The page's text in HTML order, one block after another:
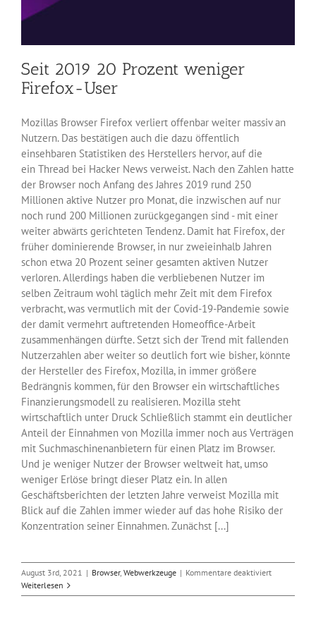
Seit 2019 20 Prozent weniger
Firefox-User
Mozillas Browser Firefox verliert offenbar weiter massiv an
Nutzern. Das bestätigen auch die dazu öffentlich
einsehbaren Statistiken des Herstellers hervor, auf die
ein Thread bei Hacker News verweist. Nach den Zahlen hatte
der Browser noch Anfang des Jahres 2019 rund 250
Millionen aktive Nutzer pro Monat, die inzwischen auf nur
noch rund 200 Millionen zurückgegangen sind - mit einer
weiter abwärts gerichteten Tendenz. Damit hat Firefox, der
früher dominierende Browser, in nur zweieinhalb Jahren
schon etwa 20 Prozent seiner gesamten aktiven Nutzer
verloren. Allerdings haben die verbliebenen Nutzer im
selben Zeitraum wohl täglich mehr Zeit mit dem Firefox
verbracht, was vermutlich mit der Covid-19-Pandemie sowie
der damit vermehrt auftretenden Homeoffice-Arbeit
zusammenhängen dürfte. Setzt sich der Trend mit fallenden
Nutzerzahlen aber weiter so deutlich fort wie bisher, könnte
der Hersteller des Firefox, Mozilla, in immer größere
Bedrängnis kommen, für den Browser ein wirtschaftliches
Finanzierungsmodell zu realisieren. Mozilla steht
wirtschaftlich unter Druck Schließlich stammt ein deutlicher
Anteil der Einnahmen von Mozilla immer noch aus Verträgen
mit Suchmaschinenanbietern für einen Platz im Browser.
Und je weniger Nutzer der Browser weltweit hat, umso
weniger Erlöse bringt dieser Platz ein. In allen
Geschäftsberichten der letzten Jahre verweist Mozilla mit
Blick auf die Zahlen immer wieder auf das hohe Risiko der
Konzentration seiner Einnahmen. Zunächst [...]
August 3rd, 2021 | Browser, Webwerkzeuge | Kommentare deaktiviertfür
2019
Weiterlesen